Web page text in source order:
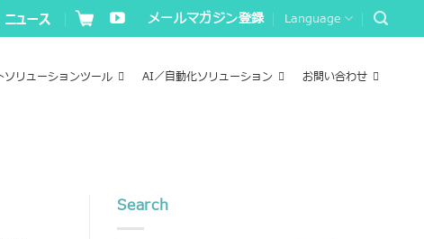
メールマガジン登録 Language
ソリューションツール AI／自動化ソリューション お問い合わせ
Search